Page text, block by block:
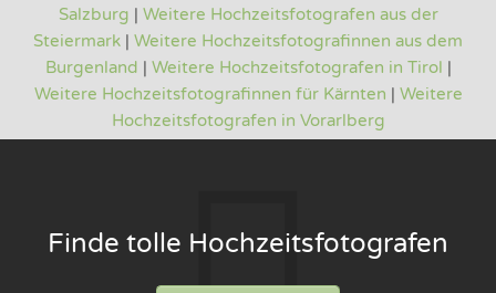
Salzburg | Weitere Hochzeitsfotografen aus der
Steiermark | Weitere Hochzeitsfotografinnen aus dem
Burgenland | Weitere Hochzeitsfotografen in Tirol |
Weitere Hochzeitsfotografinnen für Kärnten | Weitere
Hochzeitsfotografen in Vorarlberg
Finde tolle Hochzeitsfotografen